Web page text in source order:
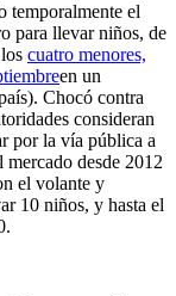
temporalmente el
para llevar niños, de
cuatro menores,
en un
Chocó contra
consideran
por la vía pública a
mercado desde 2012
el volante y
10 niños, y hasta el